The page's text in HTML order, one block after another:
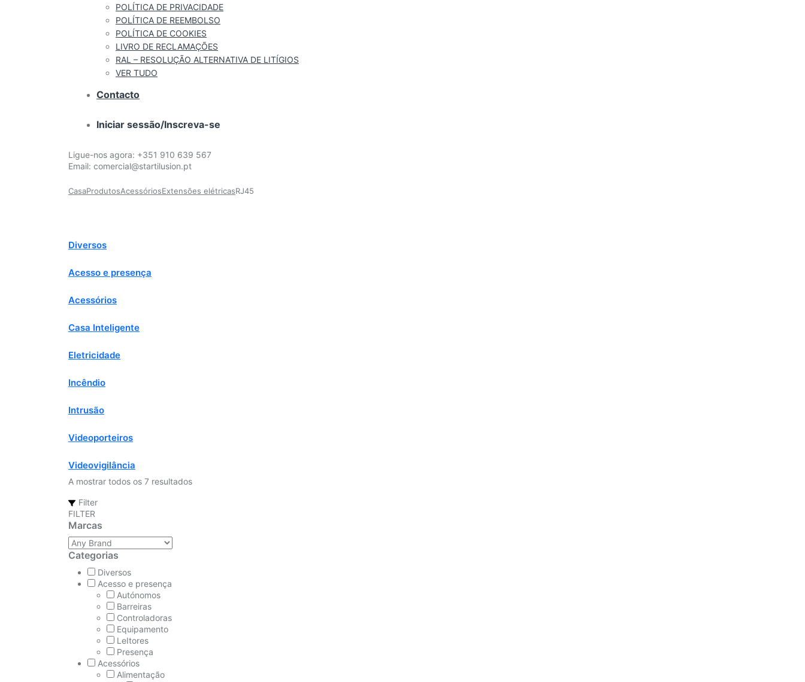
POLÍTICA DE PRIVACIDADE
POLÍTICA DE REEMBOLSO
POLÍTICA DE COOKIES
LIVRO DE RECLAMAÇÕES
RAL – RESOLUÇÃO ALTERNATIVA DE LITÍGIOS
VER TUDO
Contacto
Iniciar sessão/Inscreva-se
Ligue-nos agora: +351 910 639 567
Email: comercial@startilusion.pt
CasaProdutosAcessóriosExtensões elétricasRJ45
Diversos
Acesso e presença
Acessórios
Casa Inteligente
Eletricidade
Incêndio
Intrusão
Videoporteiros
Videovigilância
A mostrar todos os 7 resultados
Filter
FILTER
Marcas
Categorias
Diversos
Acesso e presença
Autónomos
Barreiras
Controladoras
Equipamento
LeItores
Presença
Acessórios
Alimentação